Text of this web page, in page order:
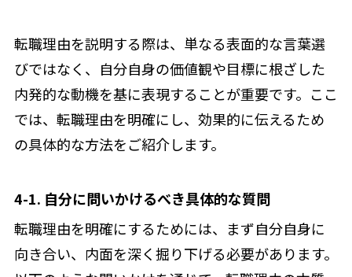
転職理由を説明する際は、単なる表面的な言葉選
びではなく、自分自身の価値観や目標に根ざした
内発的な動機を基に表現することが重要です。ここ
では、転職理由を明確にし、効果的に伝えるため
の具体的な方法をご紹介します。
4-1. 自分に問いかけるべき具体的な質問
転職理由を明確にするためには、まず自分自身に
向き合い、内面を深く掘り下げる必要があります。